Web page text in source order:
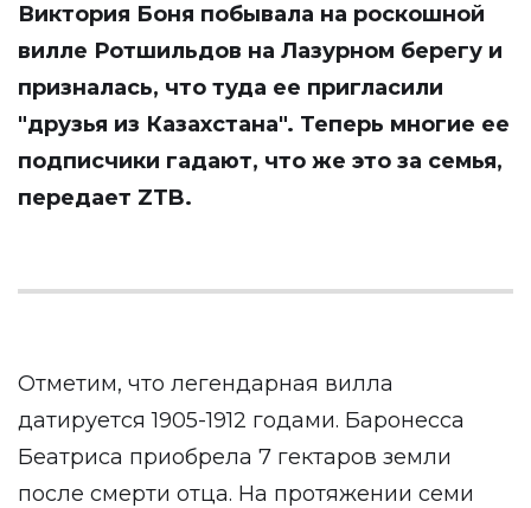
Виктория Боня побывала на роскошной
вилле Ротшильдов на Лазурном берегу и
призналась, что туда ее пригласили
"друзья из Казахстана". Теперь многие ее
подписчики гадают, что же это за семья,
передает ZTB.
Отметим, что легендарная вилла
датируется 1905-1912 годами. Баронесса
Беатриса приобрела 7 гектаров земли
после смерти отца. На протяжении семи